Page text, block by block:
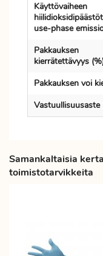
Käyttövaiheen
use-phase
Pakkauksen
kierrätettävyys
Pakkauksen voi
Vastuullisuusaste
Samankaltaisia
toimistotarvikkeita